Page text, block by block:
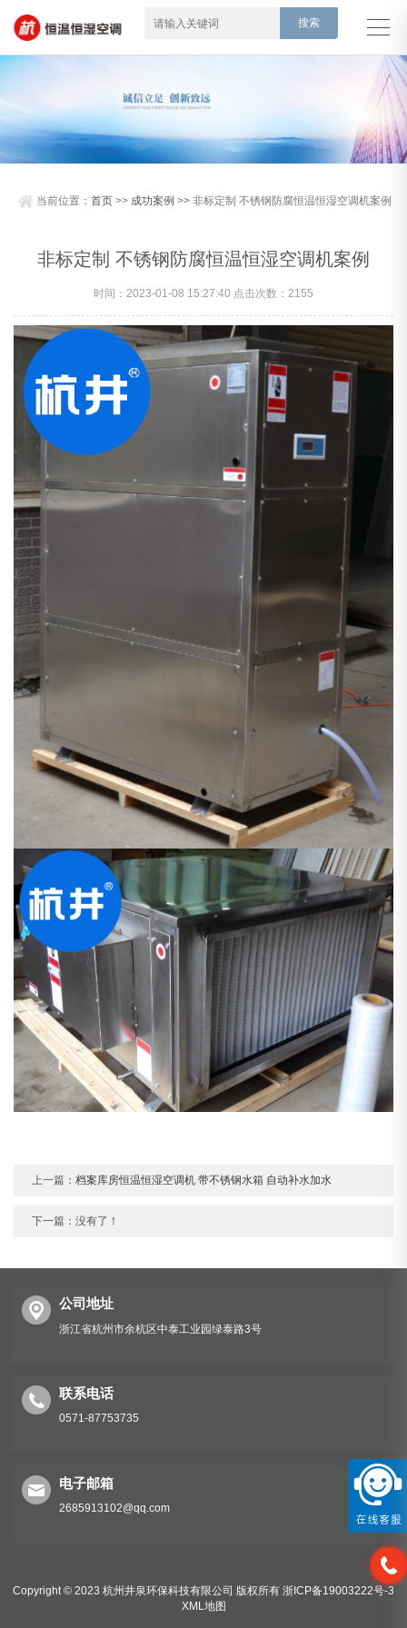
当前位置：首页 >> 成功案例 >> 非标定制 不锈钢防腐恒温恒湿空调机案例
非标定制 不锈钢防腐恒温恒湿空调机案例
时间：2023-01-08 15:27:40 点击次数：2155
上一篇：档案库房恒温恒湿空调机 带不锈钢水箱 自动补水加水
下一篇：没有了！
公司地址
浙江省杭州市余杭区中泰工业园绿泰路3号
联系电话
0571-87753735
电子邮箱
2685913102@qq.com
Copyright © 2023 杭州井泉环保科技有限公司 版权所有 浙ICP备19003222号-3
XML地图